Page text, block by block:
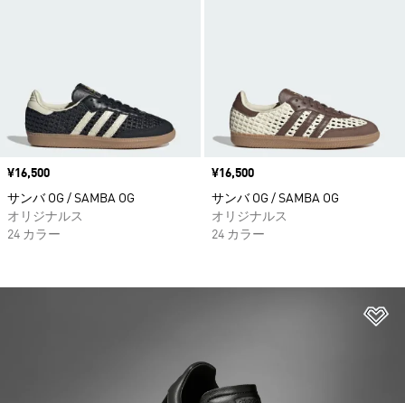
価格
¥16,500
サンバ OG / SAMBA OG
オリジナルス
24 カラー
価格
¥16,500
サンバ OG / SAMBA OG
オリジナルス
24 カラー